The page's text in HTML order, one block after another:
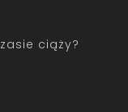
ciąży?